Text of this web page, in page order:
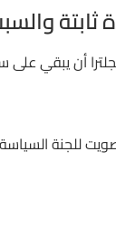
ثابتة
أن يبقي على